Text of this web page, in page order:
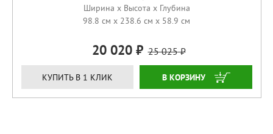
Ширина x Высота x Глубина
98.8 см x 238.6 см x 58.9 см
20 020 25 025
КУПИТЬ В 1 КЛИК КУПИТЬ